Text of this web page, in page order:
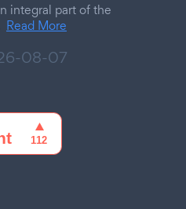
integral part of the
Read More
08-07